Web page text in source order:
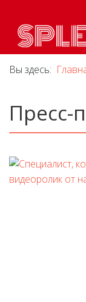
Вы здесь:
Пресс-